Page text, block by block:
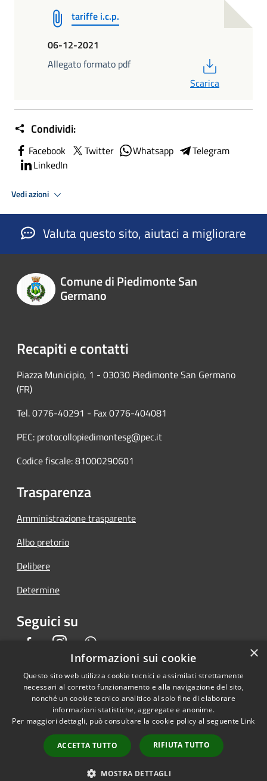
tariffe i.c.p.
06-12-2021
Allegato formato pdf
Scarica
Condividi:
Facebook Twitter Whatsapp
Telegram
LinkedIn
Vedi azioni
Valuta questo sito, aiutaci a migliorare
Comune di Piedimonte San
Germano
Recapiti e contatti
Piazza Municipio, 1 - 03030 Piedimonte San Germano
(FR)
Tel. 0776-40291 - Fax 0776-404081
PEC: protocollopiedimontesg@pec.it
Codice fiscale: 81000290601
Trasparenza
Amministrazione trasparente
Albo pretorio
Delibere
Determine
Seguici su
FacebookInstagram
Accessibilità
Privacy
Mappa del sito
Copyright © 2026 • Comune di
Piedimonte San Germano •
Powered by Municipium
Accesso redazione
×
Informazioni sui cookie
Questo sito web utilizza cookie tecnici e assimilati strettamente
necessari al corretto funzionamento e alla navigazione del sito,
nonché un cookie tecnico analitico al solo fine di elaborare
informazioni statistiche, aggregate e anonime.
Per maggiori dettagli, può consultare la cookie policy al seguente Link
ACCETTA TUTTO RIFIUTA TUTTO
MOSTRA DETTAGLI